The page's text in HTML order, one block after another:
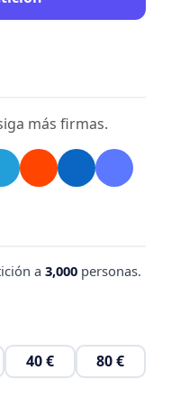
más firmas.
a 3,000 personas.
40 € 80 €